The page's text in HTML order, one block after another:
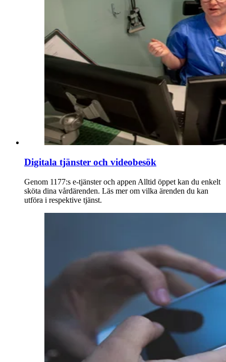
Digitala tjänster och videobesök
Genom 1177:s e-tjänster och appen Alltid öppet kan du enkelt
sköta dina vårdärenden. Läs mer om vilka ärenden du kan
utföra i respektive tjänst.